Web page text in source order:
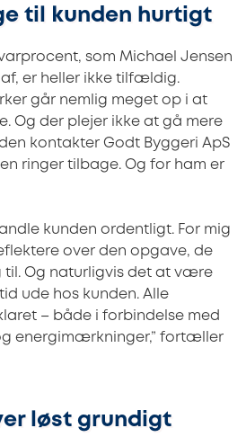
til kunden hurtigt
som Michael Jensen
er heller ikke tilfældig.
går nemlig meget op i at
Og der plejer ikke at gå mere
kontakter Godt Byggeri ApS
ringer tilbage. Og for ham er
kunden ordentligt. For mig
over den opgave, de
til. Og naturligvis det at være
ude hos kunden. Alle
– både i forbindelse med
energimærkninger,” fortæller
løst grundigt